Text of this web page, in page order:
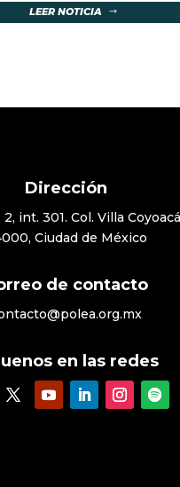
LEER NOTICIA
Dirección
int. 301. Col. Villa
Ciudad de México
de contacto
en las redes